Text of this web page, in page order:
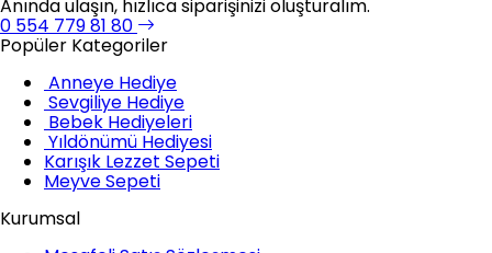
Anında ulaşın, hızlıca siparişinizi oluşturalım.
0 554 779 81 80
Popüler Kategoriler
Anneye Hediye
Sevgiliye Hediye
Bebek Hediyeleri
Yıldönümü Hediyesi
Karışık Lezzet Sepeti
Meyve Sepeti
Kurumsal